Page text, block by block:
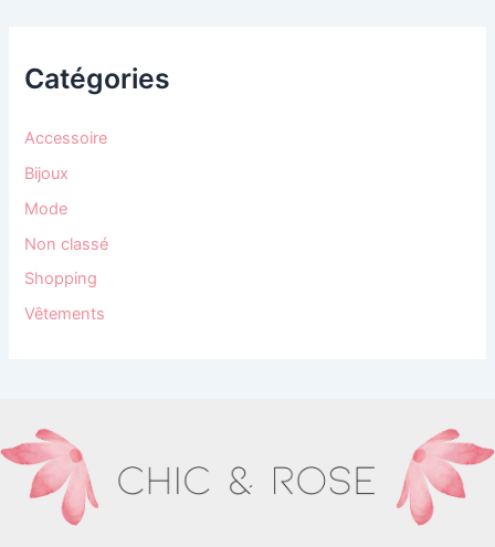
Catégories
Accessoire
Bijoux
Mode
Non classé
Shopping
Vêtements